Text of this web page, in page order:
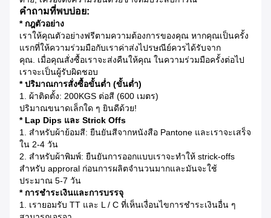
คำถามที่พบบ่อย:
* กฎตัวอย่าง
เราให้คุณตัวอย่างฟรีตามความต้องการของคุณ หากคุณเป็นครั้ง
แรกที่ให้ความร่วมมือกับเราค่าส่งไปรษณีย์ควรได้รับจาก
คุณ. เมื่อคุณสั่งซื้อเราจะส่งคืนให้คุณ ในความร่วมมือครั้งต่อไป
เราจะเป็นผู้รับผิดชอบ
* ปริมาณการสั่งซื้อขั้นต่ำ (ขั้นต่ำ)
1. ผ้าติดตั้ง: 200KGS ต่อสี (600 เมตร)
ปริมาณขนาดเล็กใด ๆ ยินดีด้วย!
* Lap Dips และ Strick Offs
1. สำหรับผ้าย้อมสี: ยืนยันสีจากหนังสือ Pantone และเราจะเสร็จ
ใน 2-4 วัน
2. สำหรับผ้าพิมพ์: ยืนยันการออกแบบเราจะทำให้ strick-offs
สำหรับ approral ก่อนการผลิตจำนวนมากและมันจะใช้
ประมาณ 5-7 วัน
* การชำระเงินและการบรรจุ
1. เรายอมรับ TT และ L / C ที่เห็นเงื่อนไขการชำระเงินอื่น ๆ